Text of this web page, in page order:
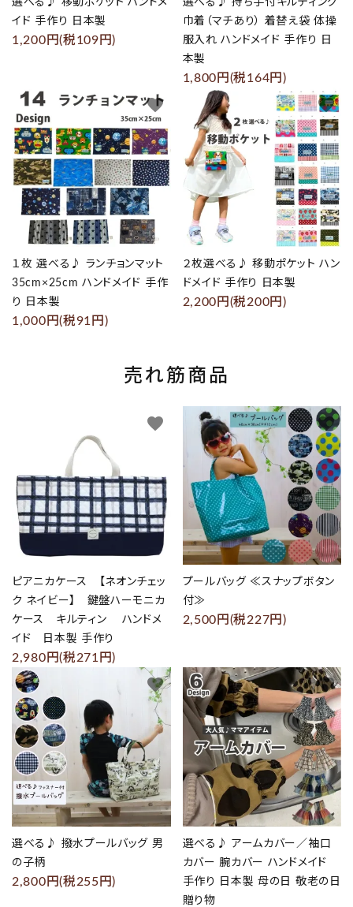
選べる♪ 移動ポケット ハンドメ
イド 手作り 日本製
1,200円(税109円)
選べる♪ 持ち手付キルティング
巾着（マチあり） 着替え袋 体操
服入れ ハンドメイド 手作り 日
本製
1,800円(税164円)
１枚 選べる♪ ランチョンマット
35cm×25cm ハンドメイド 手作
り 日本製
1,000円(税91円)
favorite
２枚選べる♪ 移動ポケット ハン
ドメイド 手作り 日本製
2,200円(税200円)
favorite
売れ筋商品
ピアニカケース 【ネオンチェッ
ク ネイビー】 鍵盤ハーモニカ
ケース キルティン ハンドメ
イド 日本製 手作り
2,980円(税271円)
favorite
プールバッグ ≪スナップボタン
付≫
2,500円(税227円)
favorite
選べる♪ 撥水プールバッグ 男
の子柄
2,800円(税255円)
favorite
選べる♪ アームカバー／袖口
カバー 腕カバー ハンドメイド
手作り 日本製 母の日 敬老の日
贈り物
favorite